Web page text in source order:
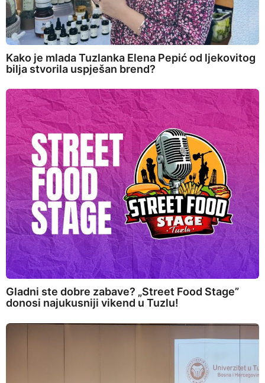
Kako je mlada Tuzlanka Elena Pepić od ljekovitog
bilja stvorila uspješan brend?
Gladni ste dobre zabave? „Street Food Stage”
donosi najukusniji vikend u Tuzlu!